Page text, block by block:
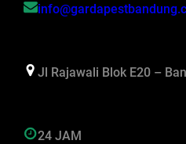
Jl Rajawali Blok E20 –
24 JAM